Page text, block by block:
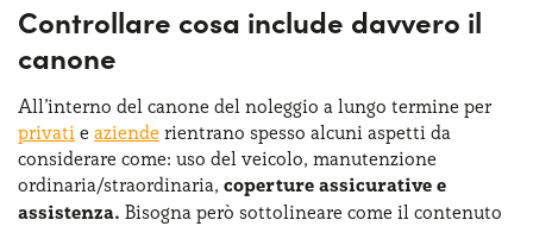
un’altra dipende chiaramente dalla tipologia di cliente.
permetterebbe di
l’uscita mensile. Altre tipologie di cliente, invece,
potrebbero preferire conservarsi liquidità e scegliere
formule senza anticipo, accettando un canone più alto.
Per fare la scelta giusta occorre fare un calcolo risparmio
noleggio auto sul costo complessivo del periodo.
Controllare cosa include davvero il
canone
All’interno del canone del noleggio a lungo termine per
privati e aziende rientrano spesso alcuni aspetti da
considerare come: uso del veicolo, manutenzione
ordinaria/straordinaria, coperture assicurative e
assistenza. Bisogna però sottolineare come il contenuto